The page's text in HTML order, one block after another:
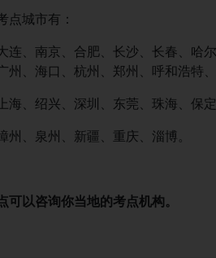
城市有：
南京、合肥、长沙、长春、哈尔
海口、杭州、郑州、呼和浩特、
绍兴、深圳、东莞、珠海、保定
泉州、新疆、重庆、淄博。
可以咨询你当地的考点机构。